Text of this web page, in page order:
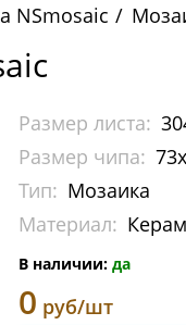
NSmosaic
Размер листа:
Размер чипа:
Тип: Мозаика
Материал:
В наличии: да
0 руб/шт